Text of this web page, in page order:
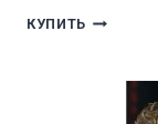
КУПИТЬ НАС